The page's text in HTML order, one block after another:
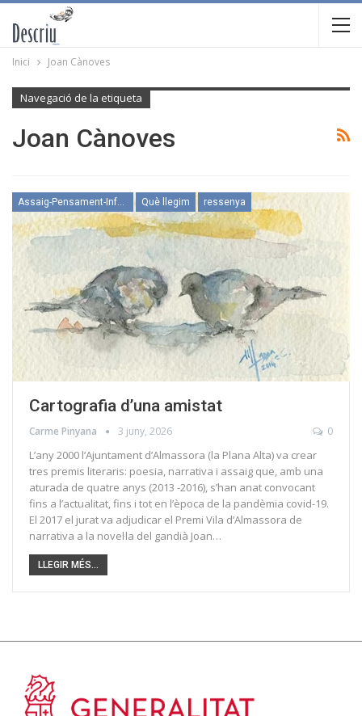
Inici Joan Cànoves
Navegació de la etiqueta
Joan Cànoves
Assaig-Pensament-Informació Què llegim ressenya
Cartografia d’una amistat
Carme Pinyana 3 juny, 2026 0
L’any 2000 l’Ajuntament d’Almassora (la Plana Alta) va crear
tres premis literaris: poesia, narrativa i assaig que, amb una
aturada de quatre anys (2013 -2016), s’han anat convocant
fins a l’actualitat, fins i tot en l’època de la pandèmia covid-19.
El 2017 el jurat va adjudicar el Premi Vila d’Almassora de
narrativa a la novel·la del gandià Joan…
LLEGIR MÉS...